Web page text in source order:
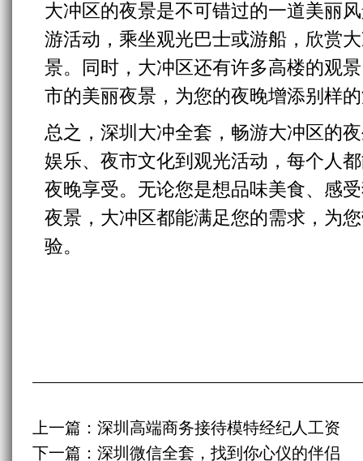
大冲区的夜景是不可错过的一道美丽
游活动，乘坐观光巴士或游船，欣赏
景。同时，大冲区还有许多高楼的观
市的美丽夜景，为您的夜晚增添别样
总之，深圳大冲全套，畅游大冲区的
娱乐、夜市文化到观光活动，每个人
夜晚享受。无论您是想品味美食、感
夜景，大冲区都能满足您的需求，为
验。
上一篇： 深圳高端商务接待模特经纪人工资
下一篇： 深圳微信全套，找到你心仪的伴侣